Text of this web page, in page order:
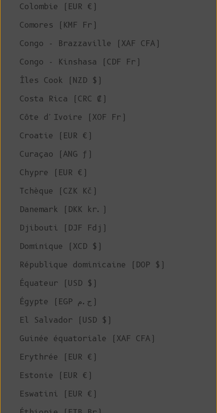
Colombie (EUR €)
Comores (KMF Fr)
Congo - Brazzaville (XAF CFA)
Congo - Kinshasa (CDF Fr)
Îles Cook (NZD $)
Costa Rica (CRC ₡)
Côte d'Ivoire (XOF Fr)
Croatie (EUR €)
Curaçao (ANG ƒ)
Chypre (EUR €)
Tchèque (CZK Kč)
Danemark (DKK kr.)
Djibouti (DJF Fdj)
Dominique (XCD $)
République dominicaine (DOP $)
Équateur (USD $)
Égypte (EGP ج.م)
El Salvador (USD $)
Guinée équatoriale (XAF CFA)
Erythrée (EUR €)
Estonie (EUR €)
Eswatini (EUR €)